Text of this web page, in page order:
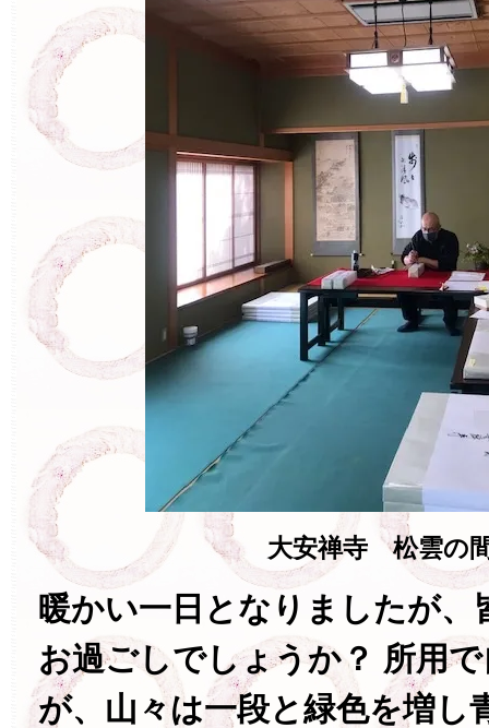
大安禅寺 松雲の
暖かい一日となりましたが、
お過ごしでしょうか？ 所用
が、山々は一段と緑色を増し